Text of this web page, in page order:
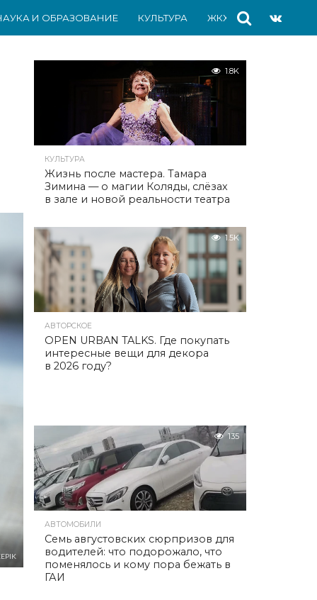
И ОБРАЗОВАНИЕ КУЛЬТУРА ЖКХ СПОРТ
1.8K
КУЛЬТУРА
Жизнь после мастера. Тамара
Зимина — о магии Коляды, слёзах
в зале и новой реальности театра
1.5K
АВТОРСКОЕ
OPEN URBAN TALKS. Где покупать
интересные вещи для декора
в 2026 году?
135
АВТОМОБИЛИ
Семь августовских сюрпризов для
водителей: что подорожало, что
поменялось и кому пора бежать в
ГАИ